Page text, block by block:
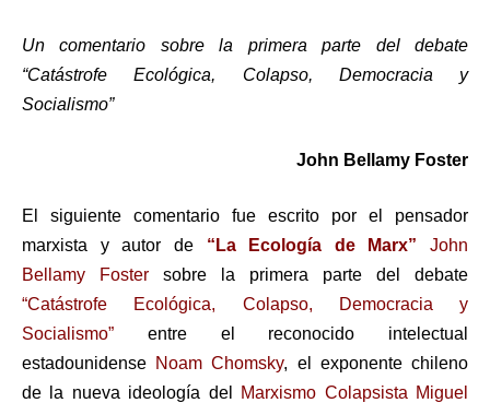
Un comentario sobre la primera parte del debate
“Catástrofe Ecológica, Colapso, Democracia y
Socialismo”
John Bellamy Foster
El siguiente comentario fue escrito por el pensador
marxista y autor de “La Ecología de Marx”
John
Bellamy Foster sobre la primera parte del debate
“Catástrofe Ecológica, Colapso, Democracia y
Socialismo” entre el reconocido intelectual
estadounidense Noam Chomsky, el exponente chileno
de la nueva ideología del
Marxismo Colapsista Miguel